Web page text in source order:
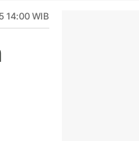
14:00 WIB